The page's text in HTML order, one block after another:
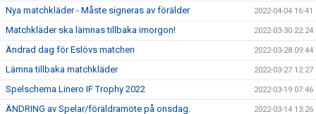
Nya matchkläder - Måste signeras av förälder 2022-04-04 16:41
Matchkläder ska lämnas tillbaka imorgon! 2022-03-30 22:24
Ändrad dag för Eslövs matchen 2022-03-28 09:44
Lämna tillbaka matchkläder 2022-03-27 12:27
Spelschema Linero IF Trophy 2022 2022-03-19 07:46
ÄNDRING av Spelar/föräldramöte på onsdag. 2022-03-14 13:26